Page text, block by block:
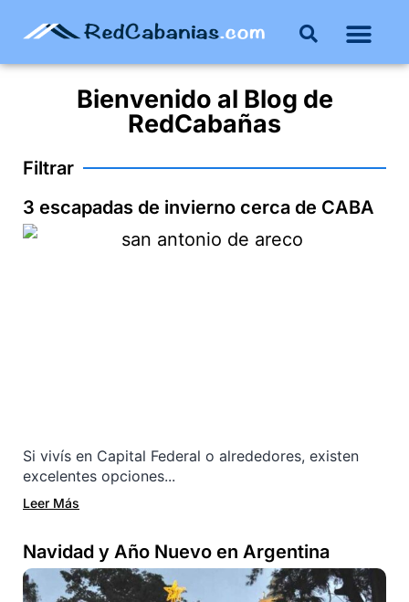
Bienvenido al Blog de
RedCabañas
Filtrar
3 escapadas de invierno cerca de CABA
Si vivís en Capital Federal o alrededores, existen
excelentes opciones...
Leer Más
Navidad y Año Nuevo en Argentina